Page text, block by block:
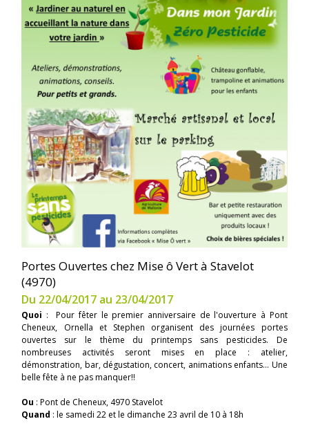
Portes Ouvertes chez Mise ô Vert à Stavelot
(4970)
Du 22/04/2017 au 23/04/2017
Quoi : Pour fêter le premier anniversaire de l'ouverture à Pont
Cheneux, Ornella et Stephen organisent des journées portes
ouvertes sur le thème du printemps sans pesticides. De
nombreuses activités seront mises en place : atelier,
démonstration, bar, dégustation, concert, animations enfants... Une
belle fête à ne pas manquer!!
Ou : Pont de Cheneux, 4970 Stavelot
Quand : le samedi 22 et le dimanche 23 avril de 10 à 18h